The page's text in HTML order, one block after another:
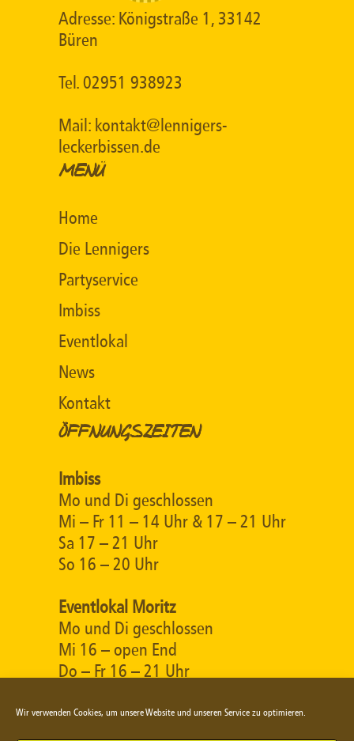
Wir verwenden Cookies, um unsere Website und unseren Service zu optimieren.
Adresse: Königstraße 1, 33142
Büren
Tel. 02951 938923
Mail: kontakt@lennigers-
leckerbissen.de
MENÜ
Home
Die Lennigers
Partyservice
Imbiss
Eventlokal
News
Kontakt
ÖFFNUNGSZEITEN
Imbiss
Mo und Di geschlossen
Mi – Fr 11 – 14 Uhr & 17 – 21 Uhr
Sa 17 – 21 Uhr
So 16 – 20 Uhr
Eventlokal Moritz
Mo und Di geschlossen
Mi 16 – open End
Do – Fr 16 – 21 Uhr
So 16 – open End (warme Küche
bis 20:00 Uhr)